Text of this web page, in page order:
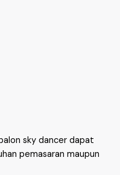
sky dancer dapat
pemasaran maupun